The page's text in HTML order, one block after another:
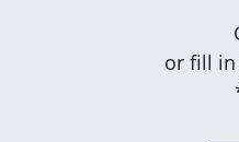
or fill